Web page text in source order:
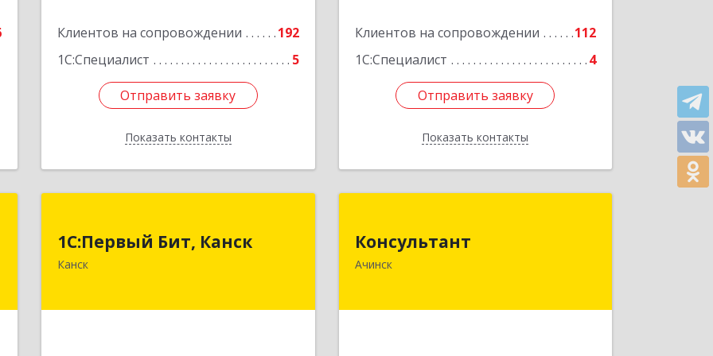
Клиентов на сопровождении
192
1С:Специалист
5
Отправить заявку
Показать контакты
Отправить заявку
Назад
Клиентов на сопровождении
112
1С:Специалист
4
Отправить заявку
Показать контакты
Отправить заявку
Назад
1С:Первый Бит, Канск
Канск
663600, Красноярский край, Канск г,
30 лет ВЛКСМ ул, дом № 20, пом.25
Подробнее
Консультант
Ачинск
662159, Красноярский край, Ачинск г,
Юго-Восточный район, дом № 21А
Подробнее